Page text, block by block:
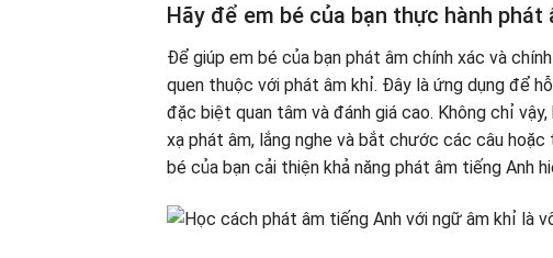
Hãy để em bé của bạn thực hành
Để giúp em bé của bạn phát âm chính xác và
quen thuộc với phát âm khỉ. Đây là ứng dụng để
đặc biệt quan tâm và đánh giá cao. Không chỉ
xạ phát âm, lắng nghe và bắt chước các câu
bé của bạn cải thiện khả năng phát âm tiếng Anh